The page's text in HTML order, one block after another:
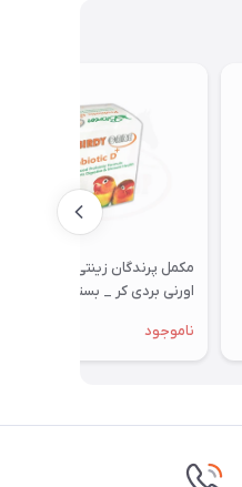
مکمل پرندگان زینتی بایوران مدل
اورنی بردی کر _ بسته 15 عددی
ناموجود